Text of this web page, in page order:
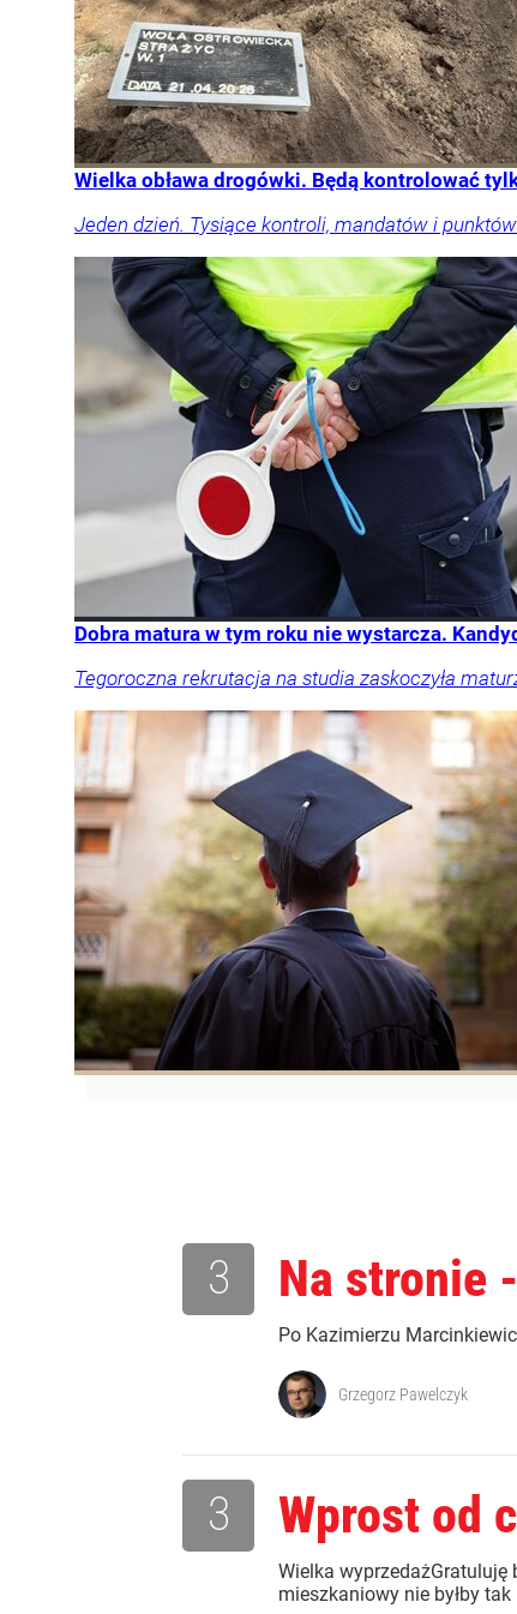
Wielka obława drogówki. Będą kontrolować
Jeden dzień. Tysiące kontroli, mandatów i
Dobra matura w tym roku nie wystarcza.
Tegoroczna rekrutacja na studia zaskoczyła
Na stronie
Po Kazimierzu
3
Grzegorz Pawelczyk
Wprost od
Wielka wyprzedażGratuluję
mieszkaniowy nie byłby
3